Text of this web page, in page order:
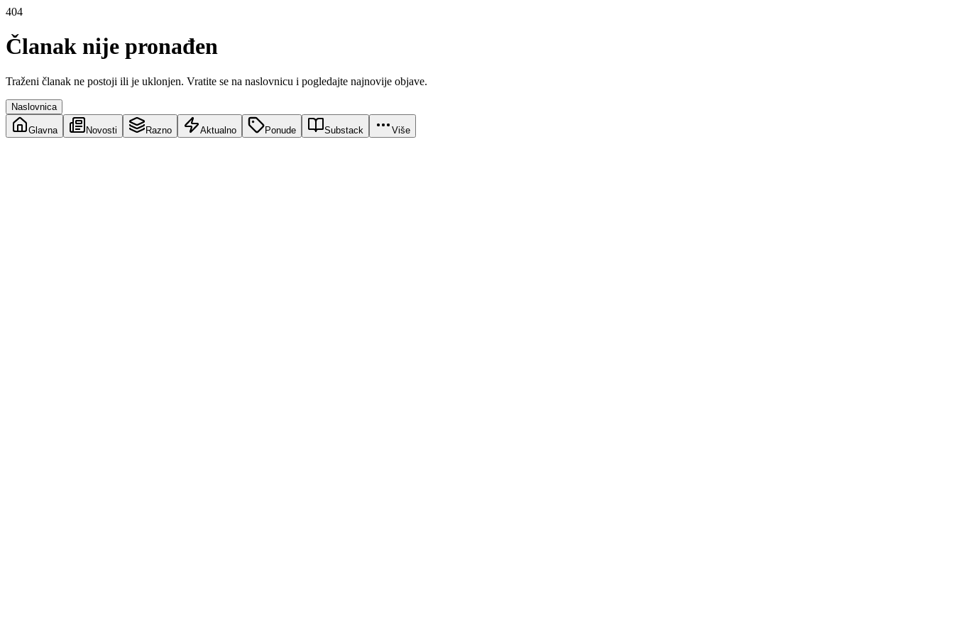
404
Članak nije pronađen
Traženi članak ne postoji ili je uklonjen. Vratite se na naslovnicu i pogledajte najnovije objave.
Naslovnica
Glavna Novosti Razno Aktualno Ponude Substack Više